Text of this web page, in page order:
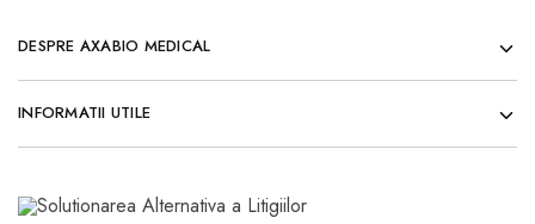
DESPRE AXABIO MEDICAL
INFORMATII UTILE